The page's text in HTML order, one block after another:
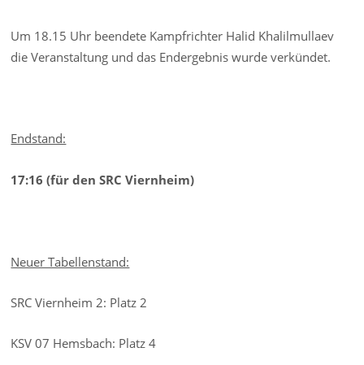
Um 18.15 Uhr beendete Kampfrichter Halid Khalilmullaev
die Veranstaltung und das Endergebnis wurde verkündet.
Endstand:
17:16 (für den SRC Viernheim)
Neuer Tabellenstand:
SRC Viernheim 2: Platz 2
KSV 07 Hemsbach: Platz 4